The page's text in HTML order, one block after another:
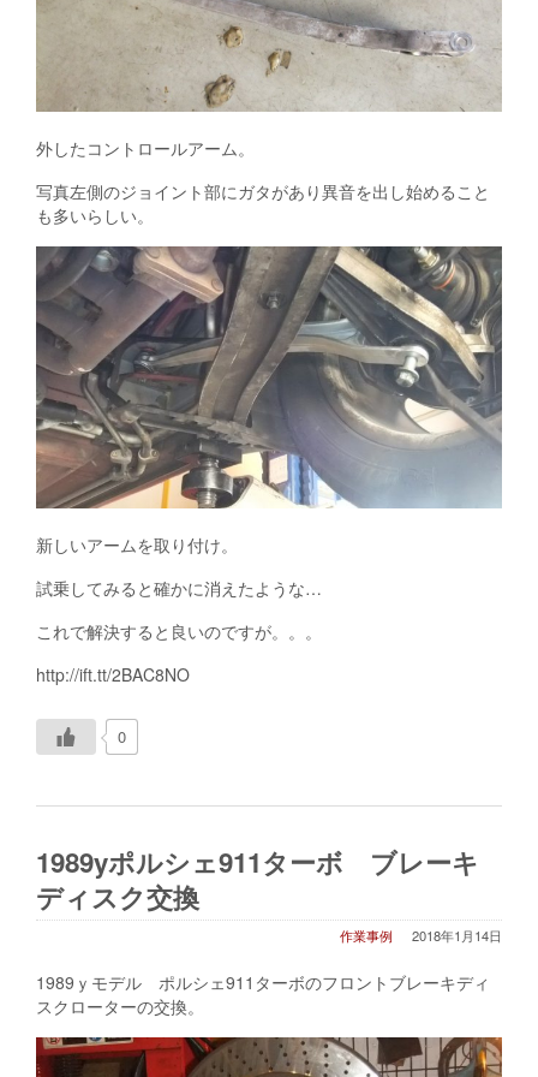
外したコントロールアーム。
写真左側のジョイント部にガタがあり異音を出し始めること
も多いらしい。
新しいアームを取り付け。
試乗してみると確かに消えたような…
これで解決すると良いのですが。。。
http://ift.tt/2BAC8NO
0
1989yポルシェ911ターボ ブレーキ
ディスク交換
2018年1月14日
作業事例
1989ｙモデル ポルシェ911ターボのフロントブレーキディ
スクローターの交換。